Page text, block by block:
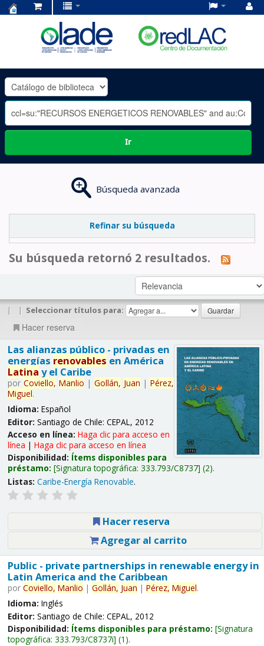
OLADE
-
Ir
Búsqueda avanzada
Refinar su búsqueda
Su búsqueda retornó 2 resultados.
| | Seleccionar títulos para:
Hacer reserva
Las alianzas público - privadas en
energías renovables en América
Latina y el Caribe
por Coviello, Manlio | Gollán, Juan | Pérez,
Miguel.
Idioma: Español
Editor: Santiago de Chile: CEPAL, 2012
Acceso en línea: Haga clic para acceso en
línea | Haga clic para acceso en línea
Disponibilidad: Ítems disponibles para
préstamo: Signatura topográfica: 333.793/C8737 (2).
Listas: Caribe-Energía Renovable.
Hacer reserva
Agregar al carrito
Public - private partnerships in renewable energy in
Latin America and the Caribbean
por Coviello, Manlio | Gollán, Juan | Pérez, Miguel.
Idioma: Inglés
Editor: Santiago de Chile: CEPAL, 2012
Disponibilidad: Ítems disponibles para préstamo: Signatura
topográfica: 333.793/C8737i (1).